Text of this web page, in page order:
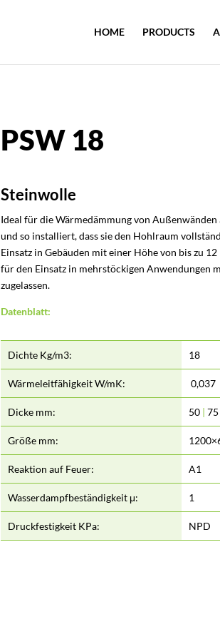
HOME PRODUCTS
PSW 18
Steinwolle
Ideal für die Wärmedämmung von
und so installiert, dass sie den Hohlraum
Einsatz in Gebäuden mit einer Höhe von bis zu
für den Einsatz in mehrstöckigen Anwendungen
zugelassen.
Datenblatt:
Dichte Kg/m3: 18
Wärmeleitfähigkeit W/mK: 0,037
Dicke mm: 50 | 75
Größe mm:
Reaktion auf Feuer: A1
Wasserdampfbeständigkeit μ: 1
Druckfestigkeit KPa: NPD